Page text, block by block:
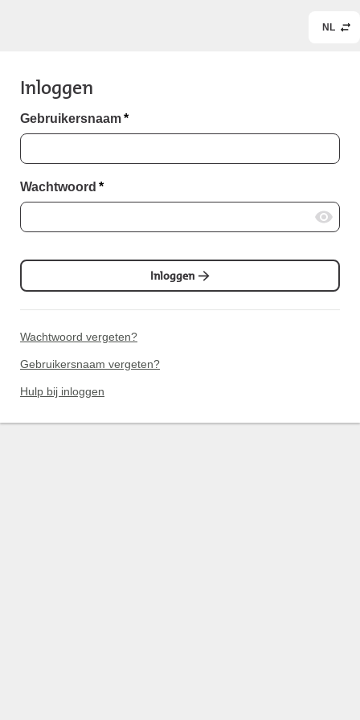
NL
Inloggen
Gebruikersnaam*
Wachtwoord *
Inloggen
Wachtwoord vergeten?
Gebruikersnaam vergeten?
Hulp bij inloggen